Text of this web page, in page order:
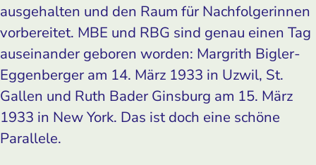
ausgehalten und den Raum für Nachfolgerinnen
vorbereitet. MBE und RBG sind genau einen Tag
auseinander geboren worden: ­Mar­grith Bigler-
Eggenberger am 14. März 1933 in Uzwil, St.
Gallen und Ruth Bader Ginsburg am 15. März
1933 in New York. Das ist doch eine schöne
Parallele.